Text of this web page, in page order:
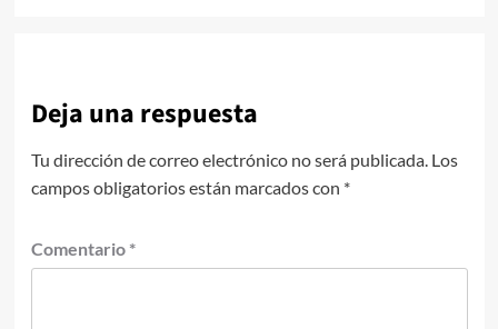
Deja una respuesta
Tu dirección de correo electrónico no será publicada. Los
campos obligatorios están marcados con *
Comentario *